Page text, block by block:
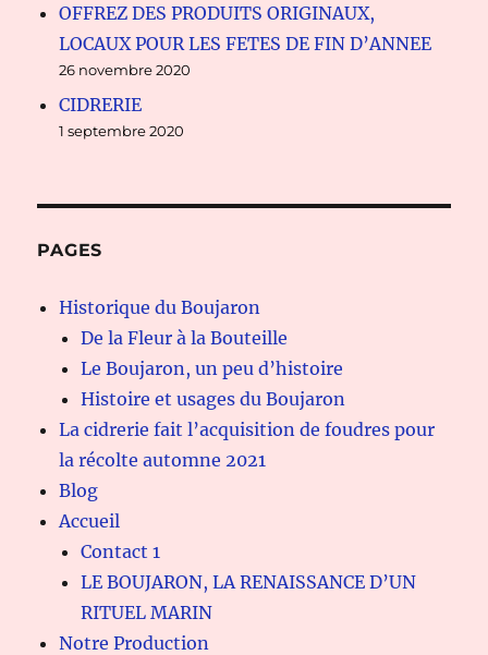
OFFREZ DES PRODUITS ORIGINAUX,
LOCAUX POUR LES FETES DE FIN D’ANNEE
26 novembre 2020
CIDRERIE
1 septembre 2020
PAGES
Historique du Boujaron
De la Fleur à la Bouteille
Le Boujaron, un peu d’histoire
Histoire et usages du Boujaron
La cidrerie fait l’acquisition de foudres pour
la récolte automne 2021
Blog
Accueil
Contact 1
LE BOUJARON, LA RENAISSANCE D’UN
RITUEL MARIN
Notre Production